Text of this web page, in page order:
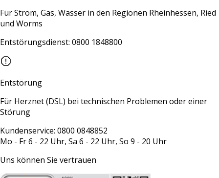
Für Strom, Gas, Wasser in den Regionen Rheinhessen, Ried
und Worms
Entstörungsdienst: 0800 1848800
Entstörung
Für Herznet (DSL) bei technischen Problemen oder einer
Störung
Kundenservice: 0800 0848852
Mo - Fr 6 - 22 Uhr, Sa 6 - 22 Uhr, So 9 - 20 Uhr
Uns können Sie vertrauen